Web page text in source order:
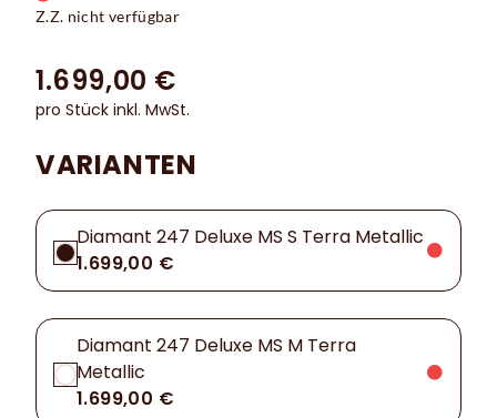
Z.Z. nicht verfügbar
1.699,00 €
pro Stück inkl. MwSt.
VARIANTEN
Diamant 247 Deluxe MS S Terra Metallic
1.699,00 €
Diamant 247 Deluxe MS M Terra
Metallic
1.699,00 €